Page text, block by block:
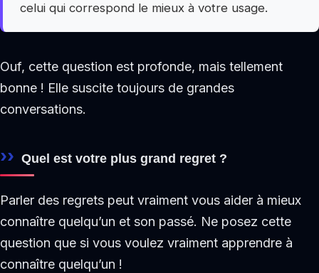
celui qui correspond le mieux à votre usage.
Ouf, cette question est profonde, mais tellement
bonne ! Elle suscite toujours de grandes
conversations.
Quel est votre plus grand regret ?
Parler des regrets peut vraiment vous aider à mieux
connaître quelqu’un et son passé. Ne posez cette
question que si vous voulez vraiment apprendre à
connaître quelqu’un !